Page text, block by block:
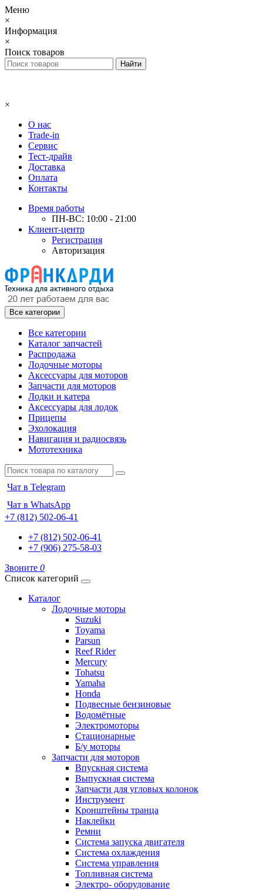
Меню
×
Информация
×
Поиск товаров
×
О нас
Trade-in
Сервис
Тест-драйв
Доставка
Оплата
Контакты
Время работы
ПН-ВС: 10:00 - 21:00
Клиент-центр
Регистрация
Авторизация
Все категории
Все категории
Каталог запчастей
Распродажа
Лодочные моторы
Аксессуары для моторов
Запчасти для моторов
Лодки и катера
Аксессуары для лодок
Прицепы
Эхолокация
Навигация и радиосвязь
Мототехника
Чат в Telegram
Чат в WhatsApp
+7 (812) 502-06-41
+7 (812) 502-06-41
+7 (906) 275-58-03
Звоните 0
Список категорий
Каталог
Лодочные моторы
Suzuki
Toyama
Parsun
Reef Rider
Mercury
Tohatsu
Yamaha
Honda
Подвесные бензиновые
Водомётные
Электромоторы
Стационарные
Б/у моторы
Запчасти для моторов
Впускная система
Выпускная система
Запчасти для угловых колонок
Инструмент
Кронштейны транца
Наклейки
Ремни
Система запуска двигателя
Система охлаждения
Система управления
Топливная система
Электро- оборудование